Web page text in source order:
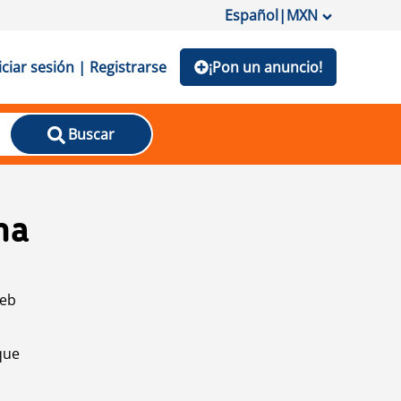
Español|MXN
sesión | Registrarse ¡Pon un anuncio!
Buscar